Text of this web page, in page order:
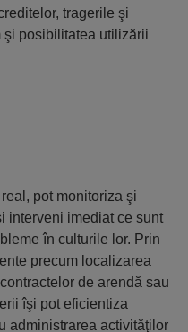
tragerile şi
şi posibilitatea utilizării
pot monitoriza şi
interveni imediat ce sunt
în culturile lor. Prin
precum localizarea
de arendă sau
îşi pot eficientiza
administrarea activităţilor